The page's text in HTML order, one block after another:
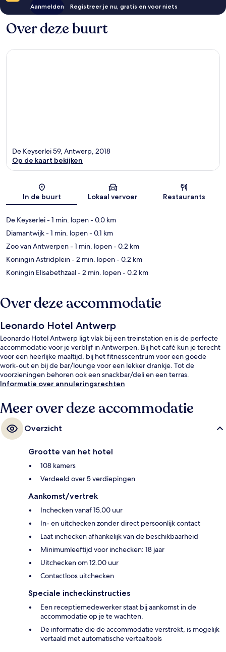
Aanmelden Registreer je nu, gratis en voor niets
Over deze buurt
Kaart
De Keyserlei 59, Antwerp, 2018
Op de kaart bekijken
In de buurt Lokaal vervoer Restaurants
De Keyserlei- 1 min. lopen- 0.0 km
Diamantwijk- 1 min. lopen- 0.1 km
Zoo van Antwerpen- 1 min. lopen- 0.2 km
Koningin Astridplein- 2 min. lopen- 0.2 km
Koningin Elisabethzaal- 2 min. lopen- 0.2 km
Over deze accommodatie
Leonardo Hotel Antwerp
Leonardo Hotel Antwerp ligt vlak bij een treinstation en is de perfecte
accommodatie voor je verblijf in Antwerpen. Bij het café kun je terecht
voor een heerlijke maaltijd, bij het fitnesscentrum voor een goede
work-out en bij de bar/lounge voor een lekker drankje. Tot de
voorzieningen behoren ook een snackbar/deli en een terras.
Informatie over annuleringsrechten
Meer over deze accommodatie
Overzicht
Grootte van het hotel
108 kamers
Verdeeld over 5 verdiepingen
Aankomst/vertrek
Inchecken vanaf 15.00 uur
In- en uitchecken zonder direct persoonlijk contact
Laat inchecken afhankelijk van de beschikbaarheid
Minimumleeftijd voor inchecken: 18 jaar
Uitchecken om 12.00 uur
Contactloos uitchecken
Speciale incheckinstructies
Een receptiemedewerker staat bij aankomst in de
accommodatie op je te wachten.
De informatie die de accommodatie verstrekt, is mogelijk
vertaald met automatische vertaaltools